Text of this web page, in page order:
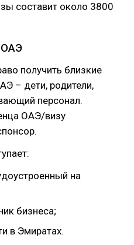
составит около 3800
ОАЭ
получить близкие
– дети, родители,
персонал.
ОАЭ/визу
на
бизнеса;
в Эмиратах.